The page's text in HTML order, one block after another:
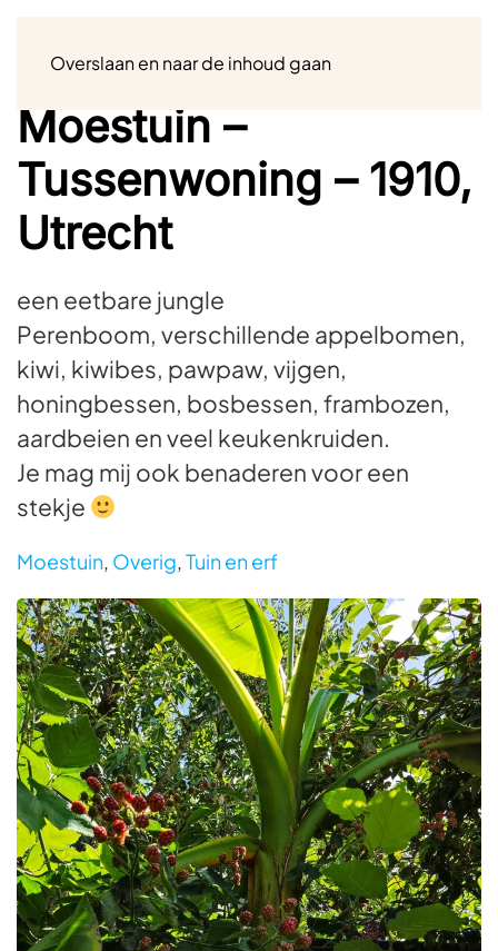
Overslaan en naar de inhoud gaan
Moestuin –
Tussenwoning – 1910,
Utrecht
een eetbare jungle
Perenboom, verschillende appelbomen,
kiwi, kiwibes, pawpaw, vijgen,
honingbessen, bosbessen, frambozen,
aardbeien en veel keukenkruiden.
Je mag mij ook benaderen voor een
stekje
Moestuin, Overig,Tuin en erf
Foto bekijken